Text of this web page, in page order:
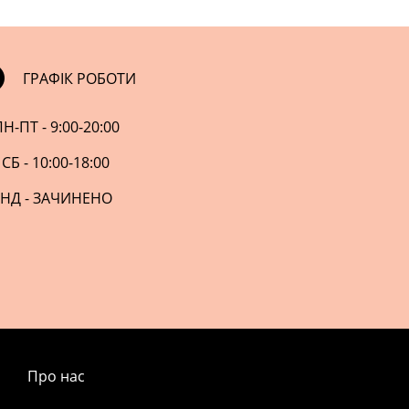
ГРАФІК РОБОТИ
ПТ - 9:00-20:00
СБ - 10:00-18:00
НД - ЗАЧИНЕНО
Про нас